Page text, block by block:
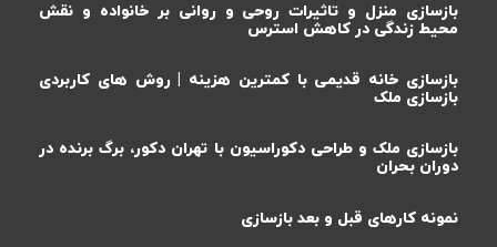
بازسازی منزل و تاثیرات روحی و روانی بر خانواده و نقش
محیط زندگی در کاهش استرس
بازسازی خانه قدیمی با کمترین هزینه | روش های کاربردی
بازسازی ملک
بازسازی ملک و طراحی دکوراسیون با تهران دکور، برگ برنده در
دوران بحران
نمونه کارهای قبل و بعد بازسازی